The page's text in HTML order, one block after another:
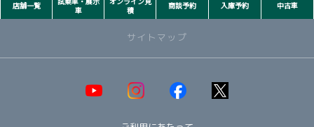
店舗一覧
車
積
商談予約 入庫予約 中古車
サイトマップ